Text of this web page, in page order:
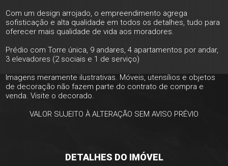
Com um design arrojado, o empreendimento agrega
sofisticação e alta qualidade em todos os detalhes, tudo para
oferecer mais qualidade de vida aos moradores.
Prédio com Torre única, 9 andares, 4 apartamentos por andar,
3 elevadores (2 sociais e 1 de serviço)
Imagens meramente ilustrativas. Móveis, utensílios e objetos
de decoração não fazem parte do contrato de compra e
venda. Visite o decorado.
VALOR SUJEITO À ALTERAÇÃO SEM AVISO PRÉVIO
DETALHES DO IMÓVEL